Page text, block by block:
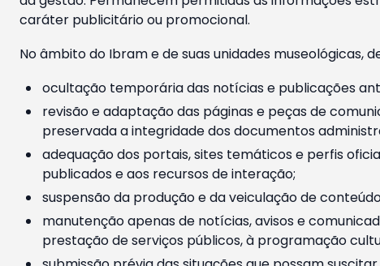
caráter publicitário ou promocional.
No âmbito do Ibram e de suas unidades museológicas,
ocultação temporária das notícias e publicações
revisão e adaptação das páginas e peças de
preservada a integridade dos documentos
adequação dos portais, sites temáticos e perfis
publicados e aos recursos de interação;
suspensão da produção e da veiculação de
manutenção apenas de notícias, avisos e
prestação de serviços públicos, à programação